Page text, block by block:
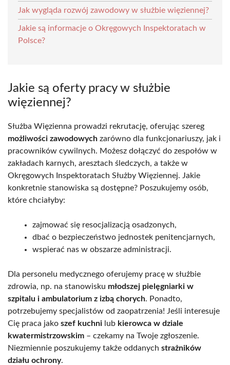
Jak wygląda rozwój zawodowy w służbie więziennej?
Jakie są informacje o Okręgowych Inspektoratach w
Polsce?
Jakie są oferty pracy w służbie
więziennej?
Służba Więzienna prowadzi rekrutację, oferując szereg
możliwości zawodowych zarówno dla funkcjonariuszy, jak i
pracowników cywilnych. Możesz dołączyć do zespołów w
zakładach karnych, aresztach śledczych, a także w
Okręgowych Inspektoratach Służby Więziennej. Jakie
konkretnie stanowiska są dostępne? Poszukujemy osób,
które chciałyby:
zajmować się resocjalizacją osadzonych,
dbać o bezpieczeństwo jednostek penitencjarnych,
wspierać nas w obszarze administracji.
Dla personelu medycznego oferujemy pracę w służbie
zdrowia, np. na stanowisku młodszej pielęgniarki w
szpitalu i ambulatorium z izbą chorych. Ponadto,
potrzebujemy specjalistów od zaopatrzenia! Jeśli interesuje
Cię praca jako szef kuchni lub kierowca w dziale
kwatermistrzowskim – czekamy na Twoje zgłoszenie.
Niezmiennie poszukujemy także oddanych strażników
działu ochrony.